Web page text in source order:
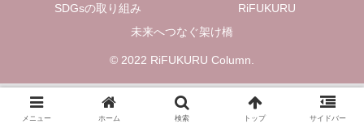
SDGsの取り組み
RiFUKURU
未来へつなぐ架け橋
© 2022 RiFUKURU Column.
メニュー ホーム 検索 トップ サイドバー